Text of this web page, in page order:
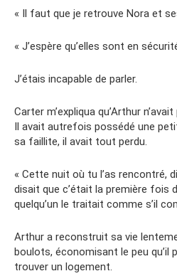
« Il faut que je retrouve Nora et
« J’espère qu’elles sont en
J’étais incapable de parler.
Carter m’expliqua qu’Arthur
Il avait autrefois possédé une
sa faillite, il avait tout perdu.
« Cette nuit où tu l’as rencontré,
disait que c’était la première fois
quelqu’un le traitait comme s’il
Arthur a reconstruit sa vie
boulots, économisant le peu qu’il
trouver un logement.